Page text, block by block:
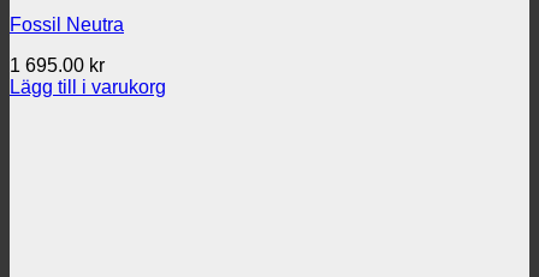
Fossil Neutra
1 695.00 kr
Lägg till i varukorg